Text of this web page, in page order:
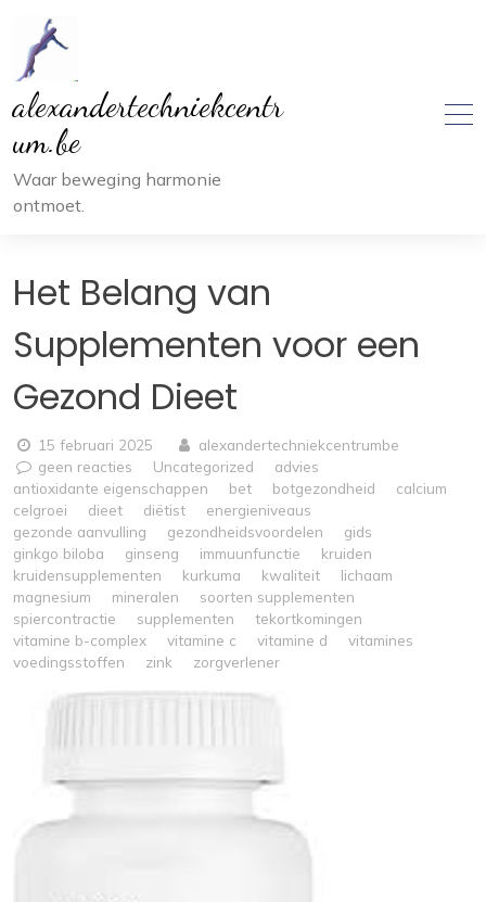
inhoud
alexandertechniekcentr
um.be
Waar beweging harmonie
ontmoet.
Het Belang van
Supplementen voor een
Gezond Dieet
15 februari 2025
alexandertechniekcentrumbe
geen reacties
Uncategorized
advies
antioxidante eigenschappen
bet botgezondheid
calcium
celgroei
dieet diëtist
energieniveaus
gezonde aanvulling
gezondheidsvoordelen
gids
ginkgo biloba
ginseng immuunfunctie
kruiden
kruidensupplementen
kurkuma kwaliteit
lichaam
magnesium
mineralen
soorten supplementen
spiercontractie
supplementen
tekortkomingen
vitamine b-complex
vitamine c vitamine d
vitamines
voedingsstoffen
zink zorgverlener